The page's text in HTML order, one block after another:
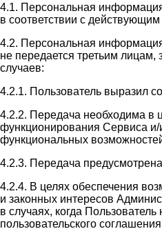
4.1. Персональная
в соответствии с действующим
4.2. Персональная
не передается третьим
случаев:
4.2.1. Пользователь выразил
4.2.2. Передача необходима в
функционирования Сервиса и/
функциональных
4.2.3. Передача
4.2.4. В целях обеспечения
и законных интересов
в случаях, когда
пользовательского